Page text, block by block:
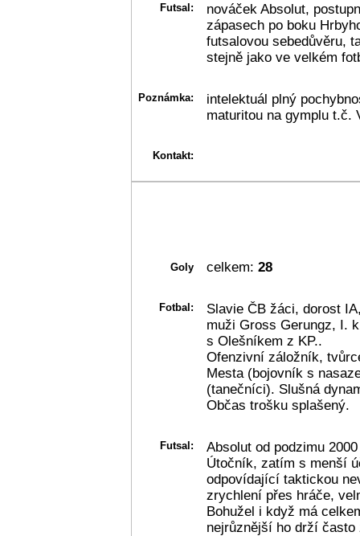
Futsal:
nováček Absolut,
zápasech po boku
futsalovou sebedůvěru,
stejně jako ve velkém
Poznámka:
intelektuál plný
maturitou na gymplu t.č.
Kontakt:
Goly celkem: 28
Fotbal:
Slavie ČB žáci, dorost
muži Gross Gerungz, I.
s Olešníkem z KP..
Ofenzivní záložník,
Mesta (bojovník s
(tanečníci). Slušná
Občas trošku splašený.
Futsal:
Absolut od podzimu 2000
Útočník, zatím s menší
odpovídající taktickou
zrychlení přes hráče,
Bohužel i když má
nejrůznější ho drží často